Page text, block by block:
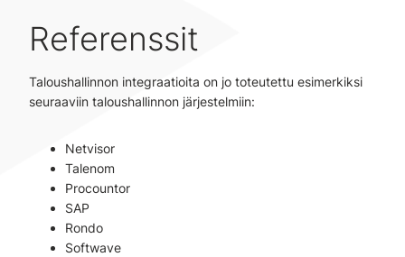
Referenssit
Taloushallinnon integraatioita on jo toteutettu esimerkiksi
seuraaviin taloushallinnon järjestelmiin:
Netvisor
Talenom
Procountor
SAP
Rondo
Softwave